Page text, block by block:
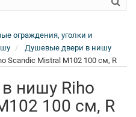
ограждения, уголки и
Душевые двери в нишу
Scandic Mistral M102 100 см, R
нишу Riho
100 см, R